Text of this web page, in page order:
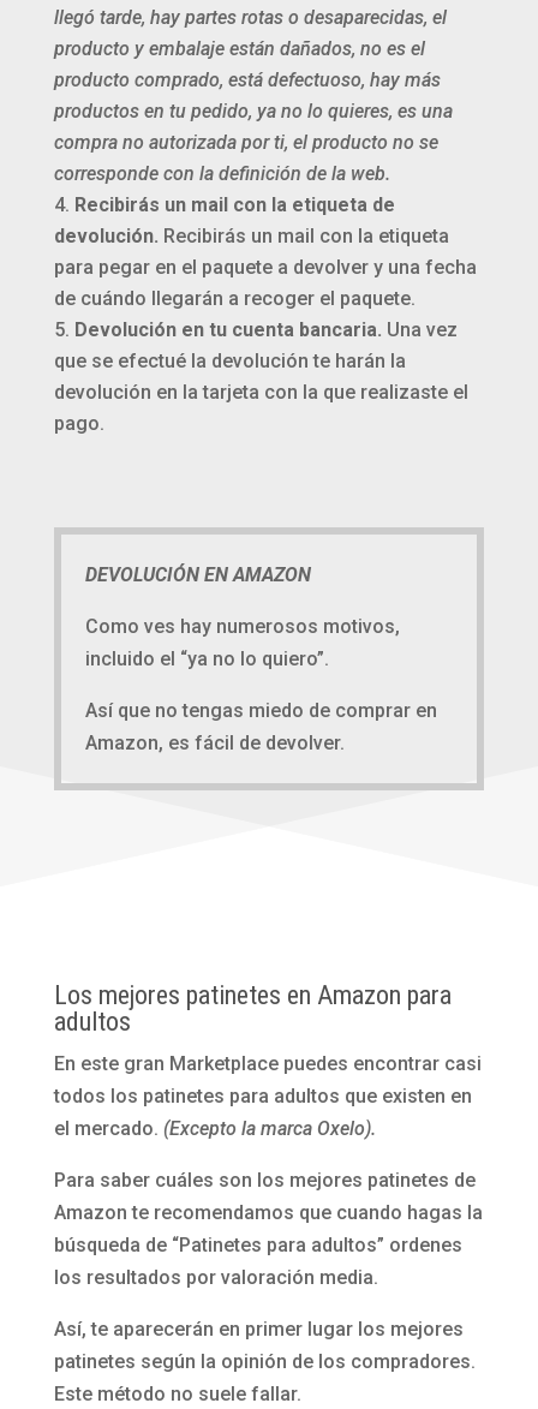
llegó tarde, hay partes rotas o desaparecidas, el
producto y embalaje están dañados, no es el
producto comprado, está defectuoso, hay más
productos en tu pedido, ya no lo quieres, es una
compra no autorizada por ti, el producto no se
corresponde con la definición de la web.
Recibirás un mail con la etiqueta de
devolución. Recibirás un mail con la etiqueta
para pegar en el paquete a devolver y una fecha
de cuándo llegarán a recoger el paquete.
Devolución en tu cuenta bancaria. Una vez
que se efectué la devolución te harán la
devolución en la tarjeta con la que realizaste el
pago.
DEVOLUCIÓN EN AMAZON
Como ves hay numerosos motivos,
incluido el “ya no lo quiero”.
Así que no tengas miedo de comprar en
Amazon, es fácil de devolver.
Los mejores patinetes en Amazon para
adultos
En este gran Marketplace puedes encontrar casi
todos los patinetes para adultos que existen en
el mercado. (Excepto la marca Oxelo).
Para saber cuáles son los mejores patinetes de
Amazon te recomendamos que cuando hagas la
búsqueda de “Patinetes para adultos” ordenes
los resultados por valoración media.
Así, te aparecerán en primer lugar los mejores
patinetes según la opinión de los compradores.
Este método no suele fallar.